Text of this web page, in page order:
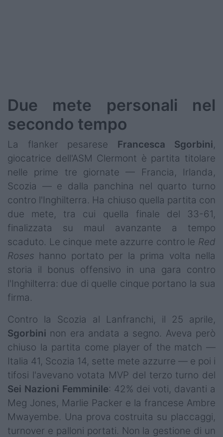
Due mete personali nel
secondo tempo
La flanker pesarese Francesca Sgorbini,
giocatrice dell'ASM Clermont è partita titolare
nelle prime tre giornate — Francia, Irlanda,
Scozia — e dalla panchina nel quarto turno
contro l'Inghilterra. Ha chiuso quella partita con
due mete, tra cui quella finale del 33-61,
finalizzata su maul avanzante a tempo
scaduto. Le cinque mete azzurre contro le Red
Roses hanno portato per la prima volta nella
storia il bonus offensivo in una gara contro
l'Inghilterra: due di quelle cinque portano la sua
firma.
Contro la Scozia al Lanfranchi, il 25 aprile,
Sgorbini non era andata a segno. Aveva però
chiuso la partita come player of the match —
Italia 41, Scozia 14, sette mete azzurre — e poi i
tifosi l'avevano votata MVP del terzo turno del
Sei Nazioni Femminile: 42% dei voti, davanti a
Meg Jones, Marlie Packer e la francese Ambre
Mwayembe. Una prova costruita su placcaggi,
turnover e palloni portati. Non la gestione di un